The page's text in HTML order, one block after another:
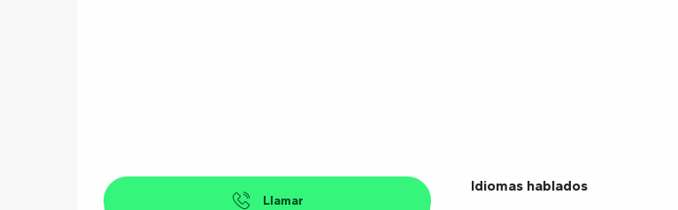
Llamar
Idiomas hablados
Idiomas hablados